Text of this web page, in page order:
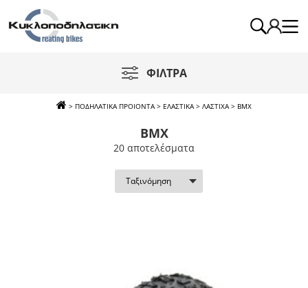
ΦΙΛΤΡΑ
> ΠΟΔΗΛΑΤΙΚΑ ΠΡΟΙΟΝΤΑ > ΕΛΑΣΤΙΚΑ > ΛΑΣΤΙΧΑ > BMX
BMX
20 απoτελέσματα